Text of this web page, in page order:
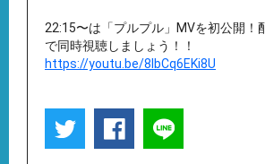
22:15〜は「プルプル」MVを初公開！
で同時視聴しましょう！！
https://youtu.be/8IbCq6EKi8U